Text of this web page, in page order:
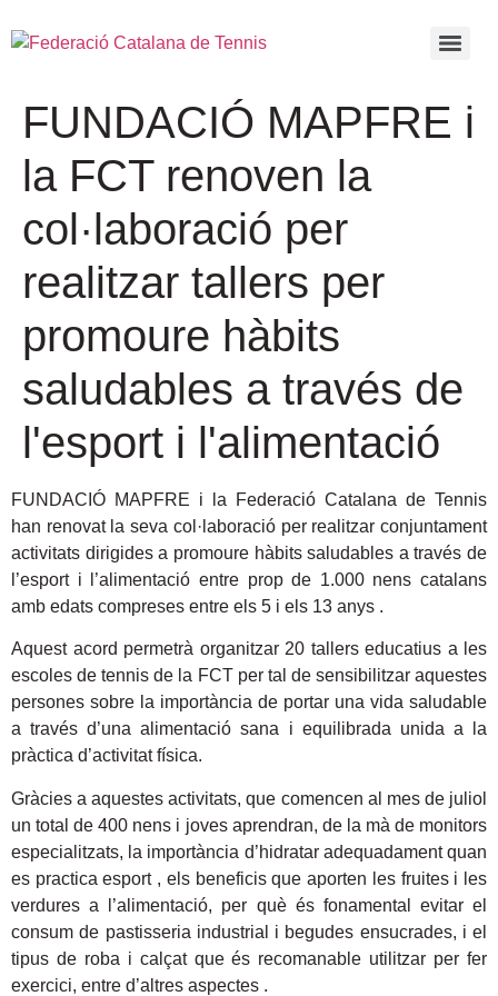
FUNDACIÓ MAPFRE i
la FCT renoven la
col·laboració per
realitzar tallers per
promoure hàbits
saludables a través de
l'esport i l'alimentació
FUNDACIÓ MAPFRE i la Federació Catalana de Tennis
han renovat la seva col·laboració per realitzar conjuntament
activitats dirigides a promoure hàbits saludables a través de
l’esport i l’alimentació entre prop de 1.000 nens catalans
amb edats compreses entre els 5 i els 13 anys .
Aquest acord permetrà organitzar 20 tallers educatius a les
escoles de tennis de la FCT per tal de sensibilitzar aquestes
persones sobre la importància de portar una vida saludable
a través d’una alimentació sana i equilibrada unida a la
pràctica d’activitat física.
Gràcies a aquestes activitats, que comencen al mes de juliol
un total de 400 nens i joves aprendran, de la mà de monitors
especialitzats, la importància d’hidratar adequadament quan
es practica esport , els beneficis que aporten les fruites i les
verdures a l’alimentació, per què és fonamental evitar el
consum de pastisseria industrial i begudes ensucrades, i el
tipus de roba i calçat que és recomanable utilitzar per fer
exercici, entre d’altres aspectes .